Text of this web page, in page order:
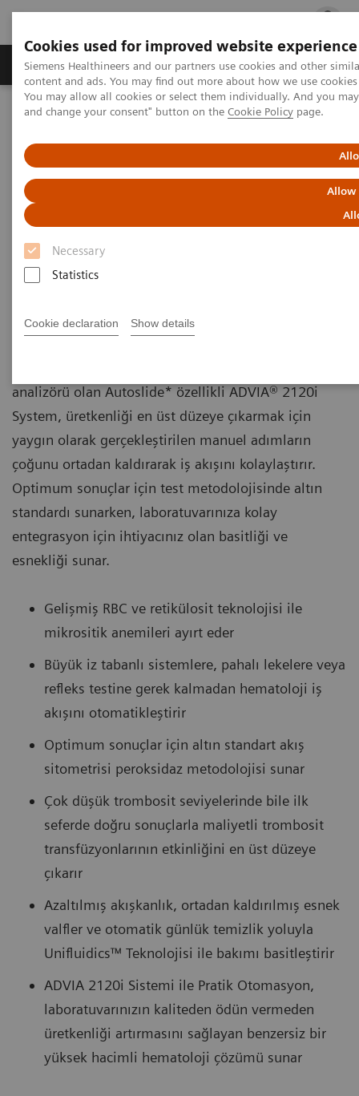
Cookies used for improved website experience
Siemens Healthineers and our partners use cookies and other
content and ads. You may find out more about how we use
You may allow all cookies or select them individually. And you
and change your consent" button on the Cookie Policy page.
Allow
Necessary
Statistics
Cookie declaration Show details
Ürün ve Hizmetler Öne Çıkanlar Sağlık
Siemens Healthineers Türkiye
Laboratuvar Diagnostiği
Otomatik Yüklemeli ADVIA
2120i Hematoloji Sistemi
Verimli ilk geçiş doğruluğu sağlar
analizörü olan Autoslide* özellikli ADVIA® 2120i
System, üretkenliği en üst düzeye çıkarmak için
yaygın olarak gerçekleştirilen manuel adımların
çoğunu ortadan kaldırarak iş akışını kolaylaştırır.
Optimum sonuçlar için test metodolojisinde altın
standardı sunarken, laboratuvarınıza kolay
entegrasyon için ihtiyacınız olan basitliği ve
esnekliği sunar.
Gelişmiş RBC ve retikülosit teknolojisi ile
mikrositik anemileri ayırt eder
Büyük iz tabanlı sistemlere, pahalı lekelere veya
refleks testine gerek kalmadan hematoloji iş
akışını otomatikleştirir
Optimum sonuçlar için altın standart akış
sitometrisi peroksidaz metodolojisi sunar
Çok düşük trombosit seviyelerinde bile ilk
seferde doğru sonuçlarla maliyetli trombosit
transfüzyonlarının etkinliğini en üst düzeye
çıkarır
Azaltılmış akışkanlık, ortadan kaldırılmış esnek
valfler ve otomatik günlük temizlik yoluyla
Unifluidics™ Teknolojisi ile bakımı basitleştirir
ADVIA 2120i Sistemi ile Pratik Otomasyon,
laboratuvarınızın kaliteden ödün vermeden
üretkenliği artırmasını sağlayan benzersiz bir
yüksek hacimli hematoloji çözümü sunar